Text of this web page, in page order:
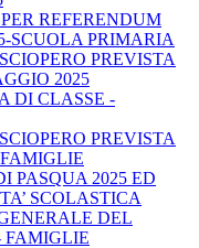
REFERENDUM
SCUOLA PRIMARIA
PREVISTA
2025
DI CLASSE -
PREVISTA
PASQUA 2025 ED
SCOLASTICA
DEL
FAMIGLIE